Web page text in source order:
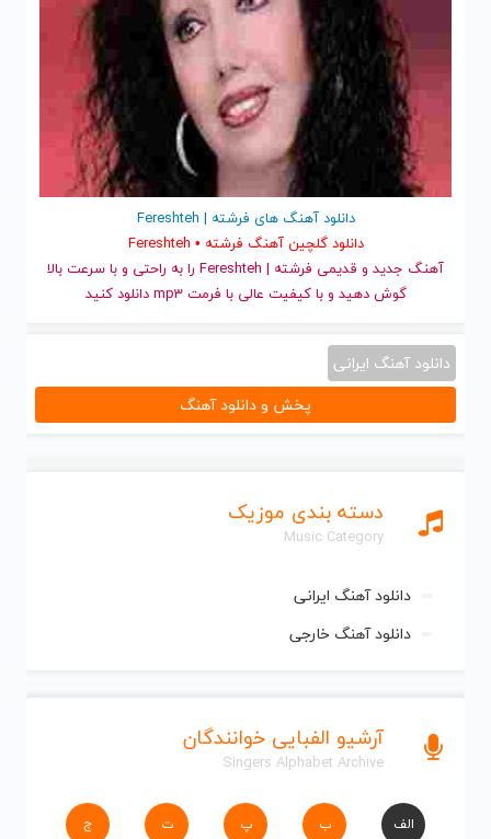
دسته بندی موزیک
Music Category
دانلود آهنگ ایرانی
دانلود آهنگ خارجی
آرشیو الفبایی خوانندگان
Singers Alphabet Archive
الف ب پ ت ج
دانلود آهنگ های فرشته | Fereshteh
دانلود گلچین آهنگ فرشته • Fereshteh
آهنگ جدید
و قدیمی فرشته | Fereshteh را به راحتی و با سرعت بالا
گوش دهید و با کیفیت عالی با فرمت mp3 دانلود کنید
دانلود آهنگ ایرانی
پخش و دانلود آهنگ